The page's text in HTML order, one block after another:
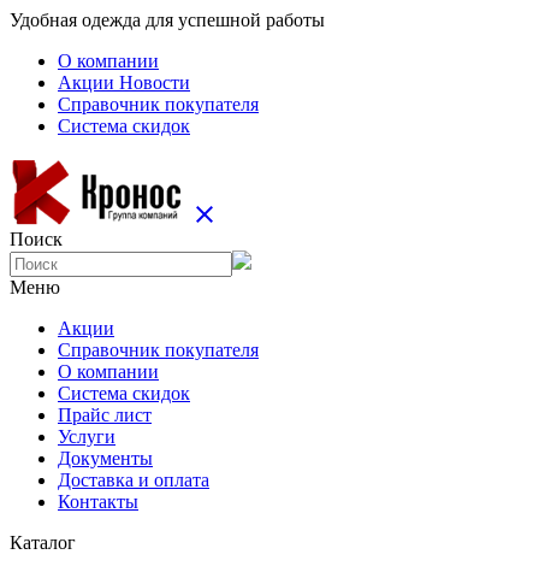
Удобная одежда для успешной работы
О компании
Aкции Новости
Справочник покупателя
Система скидок
close
Поиск
Меню
Aкции
Справочник покупателя
О компании
Система скидок
Прайс лист
Услуги
Документы
Доставка и оплата
Контакты
Каталог